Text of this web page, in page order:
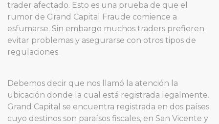
trader afectado. Esto es una prueba de que el
rumor de Grand Capital Fraude comience a
esfumarse. Sin embargo muchos traders prefieren
evitar problemas y asegurarse con otros tipos de
regulaciones.
Debemos decir que nos llamó la atención la
ubicación donde la cual está registrada legalmente.
Grand Capital se encuentra registrada en dos países
cuyo destinos son paraísos fiscales, en San Vicente y